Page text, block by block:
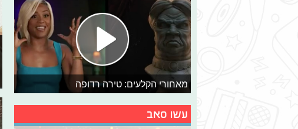
מאחורי הקלעים: טירה רדופה
עשו סאב